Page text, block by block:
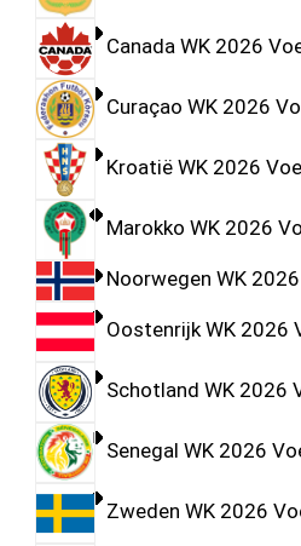
Canada WK 2026
Curaçao WK 2026
Kroatië WK 2026
Marokko WK 2026
Noorwegen WK
Oostenrijk WK 2026
Schotland WK 2026
Senegal WK 2026
Zweden WK 2026